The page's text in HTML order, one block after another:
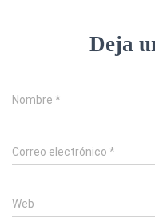
Deja
Nombre *
Correo electrónico *
Web